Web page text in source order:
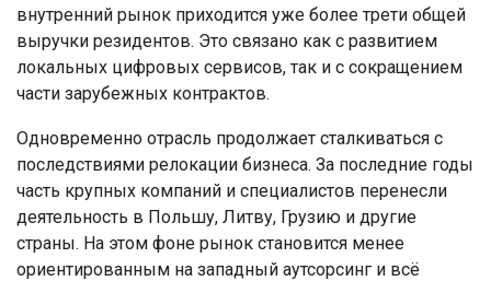
внутренний рынок приходится уже более трети общей
выручки резидентов. Это связано как с развитием
локальных цифровых сервисов, так и с сокращением
части зарубежных контрактов.
Одновременно отрасль продолжает сталкиваться с
последствиями релокации бизнеса. За последние годы
часть крупных компаний и специалистов перенесли
деятельность в Польшу, Литву, Грузию и другие
страны. На этом фоне рынок становится менее
ориентированным на западный аутсорсинг и всё